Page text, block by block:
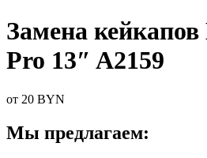
Замена
Pro 13″ A2159
от 20 BYN
Мы предлагаем: